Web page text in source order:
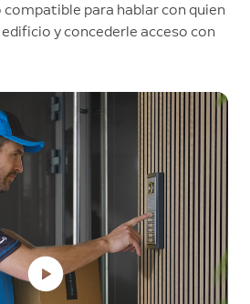
para hablar con quien
y concederle acceso con